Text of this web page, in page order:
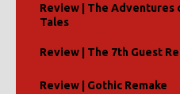
Review | The Adventures
Tales
Review | The 7th Guest
Review | Gothic Remake